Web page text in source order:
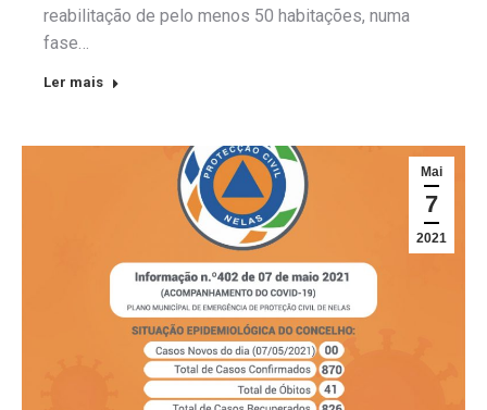
reabilitação de pelo menos 50 habitações, numa
fase…
Ler mais
Mai
7
2021